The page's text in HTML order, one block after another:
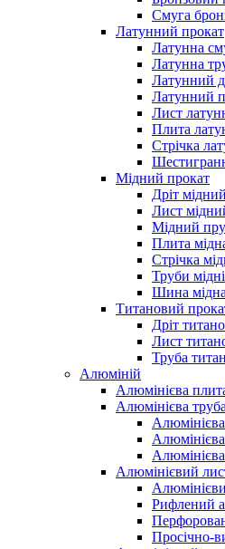
Смуга
Латунний прокат
Латунна
Латунна
Латунний
Латунний
Лист
Плита
Стрічка
Мідний прокат
Дріт мідний
Лист
Мідний
Плита
Стрічка
Труби мідні
Шина мідна
Титановий
Дріт
Лист
Труба
Алюміній
Алюмінієва
Алюмінієва труба
Алюмінієвий
Рифлений
Просічно-